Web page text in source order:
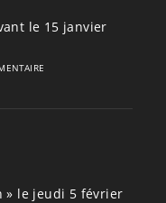
le 15 janvier
» le jeudi 5 février